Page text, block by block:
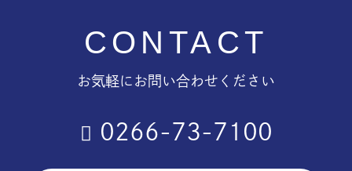
CONTACT
お気軽にお問い合わせください
0266-73-7100